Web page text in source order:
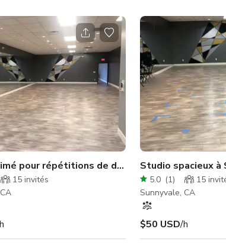
Valleypour répétitions de danse à Sunnyvale
15 invités
Studio spacieux à
5.0 (1) 15
Sunnyvale, CA
$50 USD/h